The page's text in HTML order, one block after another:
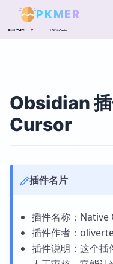
PKMER
目录 概述
Obsidian
Cursor
插件名片
插件名称：Native
插件作者：
插件说明：这个